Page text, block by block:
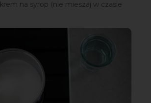
na syrop (nie mieszaj w czasie